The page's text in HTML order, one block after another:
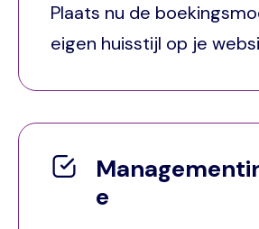
Plaats nu de
eigen huisstijl op je
e